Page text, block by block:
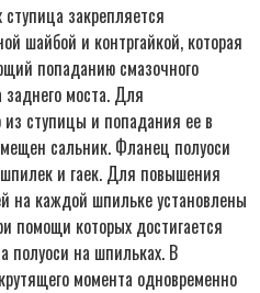
закрепляется
шайбой и контргайкой, которая
попаданию смазочного
заднего моста. Для
ступицы и попадания ее в
сальник. Фланец полуоси
и гаек. Для повышения
на каждой шпильке установлены
помощи которых достигается
полуоси на шпильках. В
момента одновременно